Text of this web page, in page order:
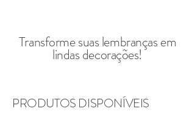
Transforme suas lembranças em
lindas decorações!
PRODUTOS DISPONÍVEIS